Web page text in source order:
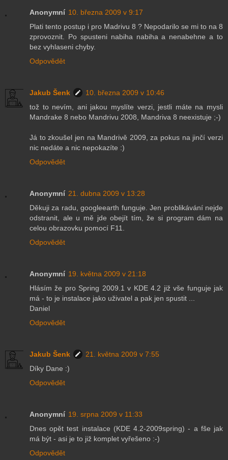
Anonymní 10. března 2009 v 9:17
Plati tento postup i pro Madrivu 8 ? Nepodarilo se mi to na 8
zprovoznit. Po spusteni nabiha nabiha a nenabehne a to
bez vyhlaseni chyby.
Odpovědět
Jakub Šenk
10. března 2009 v 10:46
tož to nevím, ani jakou myslíte verzi, jestli máte na mysli
Mandrake 8 nebo Mandrivu 2008, Mandriva 8 neexistuje ;-)
Já to zkoušel jen na Mandrivě 2009, za pokus na jinčí verzi
nic nedáte a nic nepokazíte :)
Odpovědět
Anonymní 21. dubna 2009 v 13:28
Děkuji za radu, googleearth funguje. Jen problikávání nejde
odstranit, ale u mě jde obejít tím, že si program dám na
celou obrazovku pomocí F11.
Odpovědět
Anonymní 19. května 2009 v 21:18
Hlásím že pro Spring 2009.1 v KDE 4.2 již vše funguje jak
má - to je instalace jako uživatel a pak jen spustit ...
Daniel
Odpovědět
Jakub Šenk
21. května 2009 v 7:55
Díky Dane :)
Odpovědět
Anonymní 19. srpna 2009 v 11:33
Dnes opět test instalace (KDE 4.2-2009spring) - a fše jak
má být - asi je to již komplet vyřešeno :-)
Odpovědět